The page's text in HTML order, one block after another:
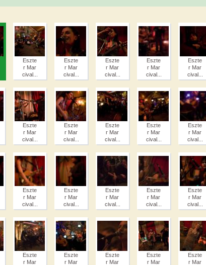
Eszte
r Mar
cival...
Eszte
r Mar
cival...
Eszte
r Mar
cival...
Eszte
r Mar
cival...
Eszte
r Mar
cival...
Eszte
r Mar
cival...
Eszte
r Mar
cival...
Eszte
r Mar
cival...
Eszte
r Mar
cival...
Eszte
r Mar
cival...
Eszte
r Mar
cival...
Eszte
r Mar
cival...
Eszte
r Mar
cival...
Eszte
r Mar
cival...
Eszte
r Mar
cival...
Eszte
r Mar
Eszte
r Mar
Eszte
r Mar
Eszte
r Mar
Eszte
r Mar